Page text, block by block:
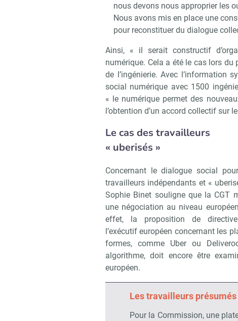
nous devons nous approprier les
Nous avons mis en place une
pour reconstituer du dialogue
Ainsi, « il serait constructif
numérique. Cela a été le cas lors
de l’ingénierie. Avec l’information
social numérique avec 1500
« le numérique permet des
l’obtention d’un accord collectif sur
Le cas des travailleurs
« uberisés »
Concernant le dialogue social
travailleurs indépendants et «
Sophie Binet souligne que la CGT
une négociation au niveau
effet, la proposition de
l’exécutif européen concernant les
formes, comme Uber ou
algorithme, doit encore être
européen.
Les travailleurs
Pour la Commission, une